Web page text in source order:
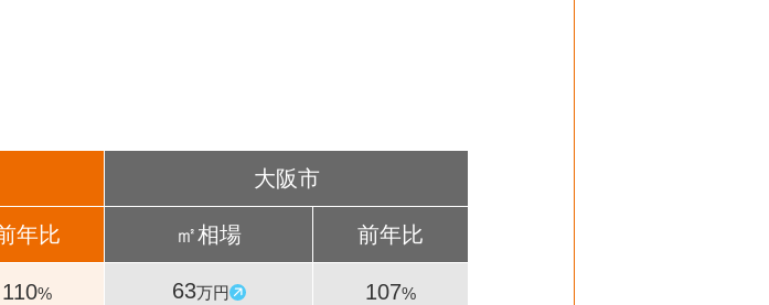
大阪市
年比 ㎡相場 前年比
110% 63万円 107%